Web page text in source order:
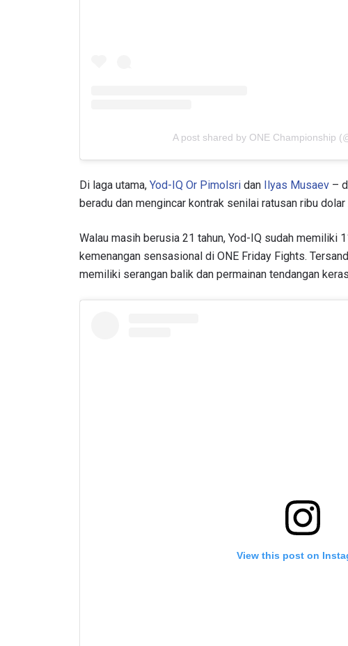
A post shared by ONE Championship
Di laga utama, Yod-IQ Or Pimolsri dan Ilyas Musaev –
beradu dan mengincar kontrak senilai ratusan ribu
Walau masih berusia 21 tahun, Yod-IQ sudah memiliki
kemenangan sensasional di ONE Friday Fights.
memiliki serangan balik dan permainan tendangan
View this post on
IKUTI
Bawa ONE
akses ke berita
EMAIL